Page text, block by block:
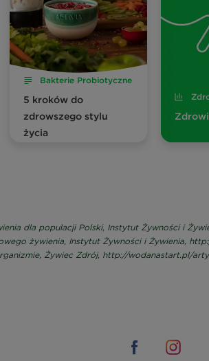
Bakterie Probiotyczne
5 kroków do
zdrowszego stylu
życia
dla populacji Polski, Instytut Żywności i
żywienia, Instytut Żywności i Żywienia,
Żywiec Zdrój, http://wodanastart.pl/